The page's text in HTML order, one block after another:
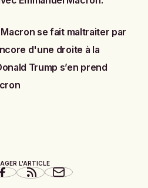
Macron se fait maltraiter par
d'une droite à la
Trump s’en prend
L'ARTICLE